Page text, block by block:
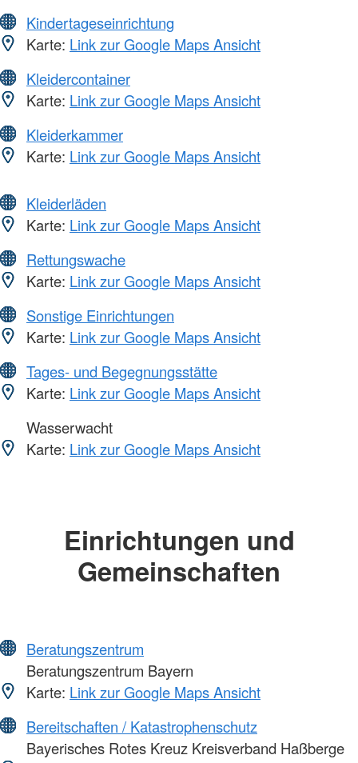
Kindertageseinrichtung
Karte: Link zur Google Maps Ansicht
Kleidercontainer
Karte: Link zur Google Maps Ansicht
Kleiderkammer
Karte: Link zur Google Maps Ansicht
Kleiderläden
Karte: Link zur Google Maps Ansicht
Rettungswache
Karte: Link zur Google Maps Ansicht
Sonstige Einrichtungen
Karte: Link zur Google Maps Ansicht
Tages- und Begegnungsstätte
Karte: Link zur Google Maps Ansicht
Wasserwacht
Karte: Link zur Google Maps Ansicht
Einrichtungen und
Gemeinschaften
Beratungszentrum
Beratungszentrum Bayern
Karte: Link zur Google Maps Ansicht
Bereitschaften / Katastrophenschutz
Bayerisches Rotes Kreuz Kreisverband Haßberge